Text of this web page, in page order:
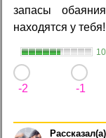
запасы
находятся у тебя!
-2 -1